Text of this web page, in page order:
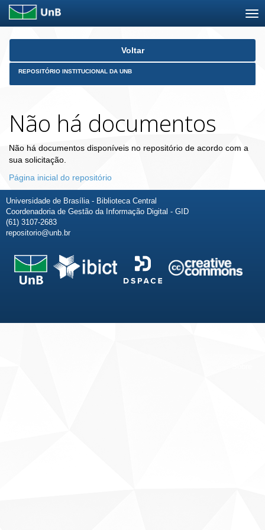
Skip
Voltar
REPOSITÓRIO INSTITUCIONAL DA UNB
Não há documentos
Não há documentos disponíveis no repositório de acordo com a
sua solicitação.
Página inicial do repositório
Universidade de Brasília - Biblioteca Central
Coordenadoria de Gestão da Informação Digital - GID
(61) 3107-2683
repositorio@unb.br